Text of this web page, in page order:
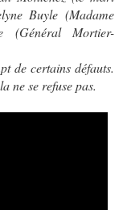
Buyle (Madame
(Général Mortier-
de certains défauts.
ne se refuse pas.